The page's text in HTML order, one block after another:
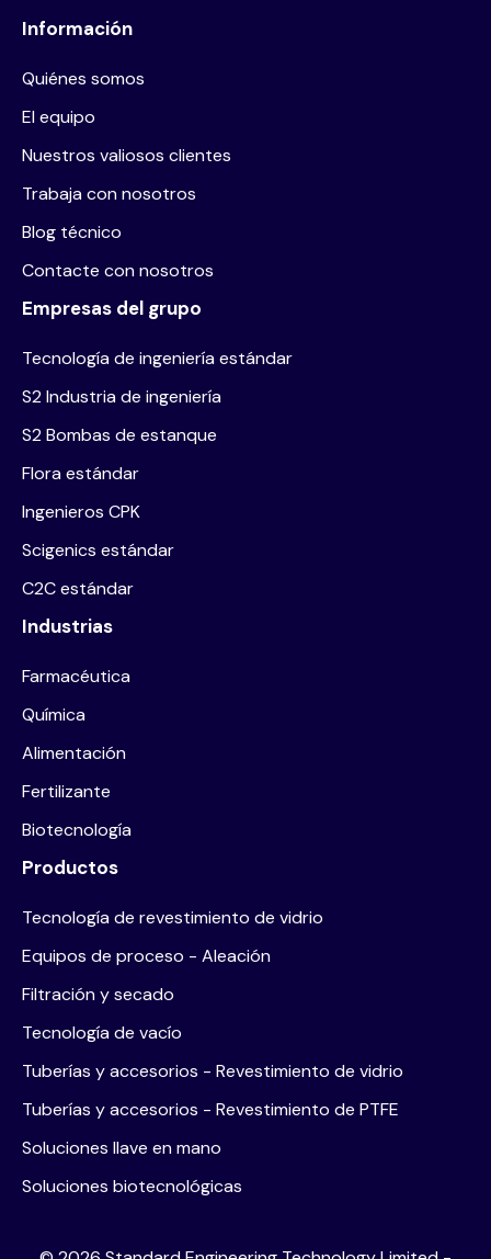
Información
Quiénes somos
El equipo
Nuestros valiosos clientes
Trabaja con nosotros
Blog técnico
Contacte con nosotros
Empresas del grupo
Tecnología de ingeniería estándar
S2 Industria de ingeniería
S2 Bombas de estanque
Flora estándar
Ingenieros CPK
Scigenics estándar
C2C estándar
Industrias
Farmacéutica
Química
Alimentación
Fertilizante
Biotecnología
Productos
Tecnología de revestimiento de vidrio
Equipos de proceso - Aleación
Filtración y secado
Tecnología de vacío
Tuberías y accesorios - Revestimiento de vidrio
Tuberías y accesorios - Revestimiento de PTFE
Soluciones llave en mano
Soluciones biotecnológicas